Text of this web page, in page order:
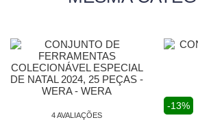
4 AVALIAÇÕES
-13%